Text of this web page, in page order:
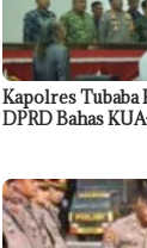
Kapolres
DPRD Bahas